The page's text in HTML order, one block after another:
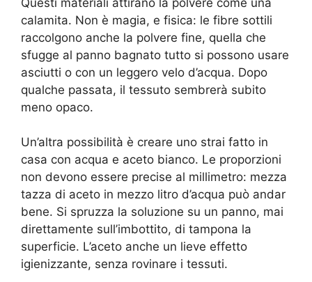
calamita. Non è magia, e fisica: le fibre sottili
raccolgono anche la polvere fine, quella che
sfugge al panno bagnato tutto si possono usare
asciutti o con un leggero velo d’acqua. Dopo
qualche passata, il tessuto sembrerà subito
meno opaco.
Un’altra possibilità è creare uno strai fatto in
casa con acqua e aceto bianco. Le proporzioni
non devono essere precise al millimetro: mezza
tazza di aceto in mezzo litro d’acqua può andar
bene. Si spruzza la soluzione su un panno, mai
direttamente sull’imbottito, di tampona la
superficie. L’aceto anche un lieve effetto
igienizzante, senza rovinare i tessuti.